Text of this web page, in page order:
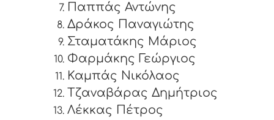
Παππάς Αντώνης
Δράκος Παναγιώτης
Σταματάκης Μάριος
Φαρμάκης Γεώργιος
Καμπάς Νικόλαος
Τζαναβάρας Δημήτριος
Λέκκας Πέτρος